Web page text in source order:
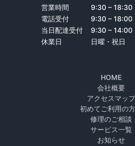
営業時間
9:30 – 18:30
電話受付
9:30 – 18:00
当日配達受付
9:30 – 14:00
休業日
日曜・祝日
HOME
会社概要
アクセスマップ
初めてご利用の
修理のご相談
サービス一覧
お知らせ